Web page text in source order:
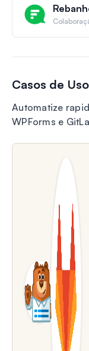
Casos de Uso
Automatize
WPForms e